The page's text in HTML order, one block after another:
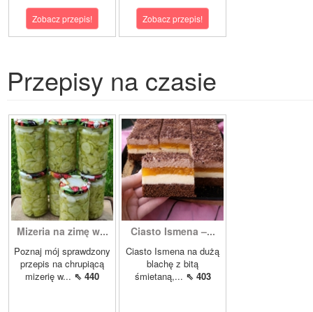
Zobacz przepis! Zobacz przepis!
Przepisy na czasie
Mizeria na zimę w...
Poznaj mój sprawdzony
przepis na chrupiącą
mizerię w... ⇖ 440
Ciasto Ismena –...
Ciasto Ismena na dużą
blachę z bitą
śmietaną,... ⇖ 403